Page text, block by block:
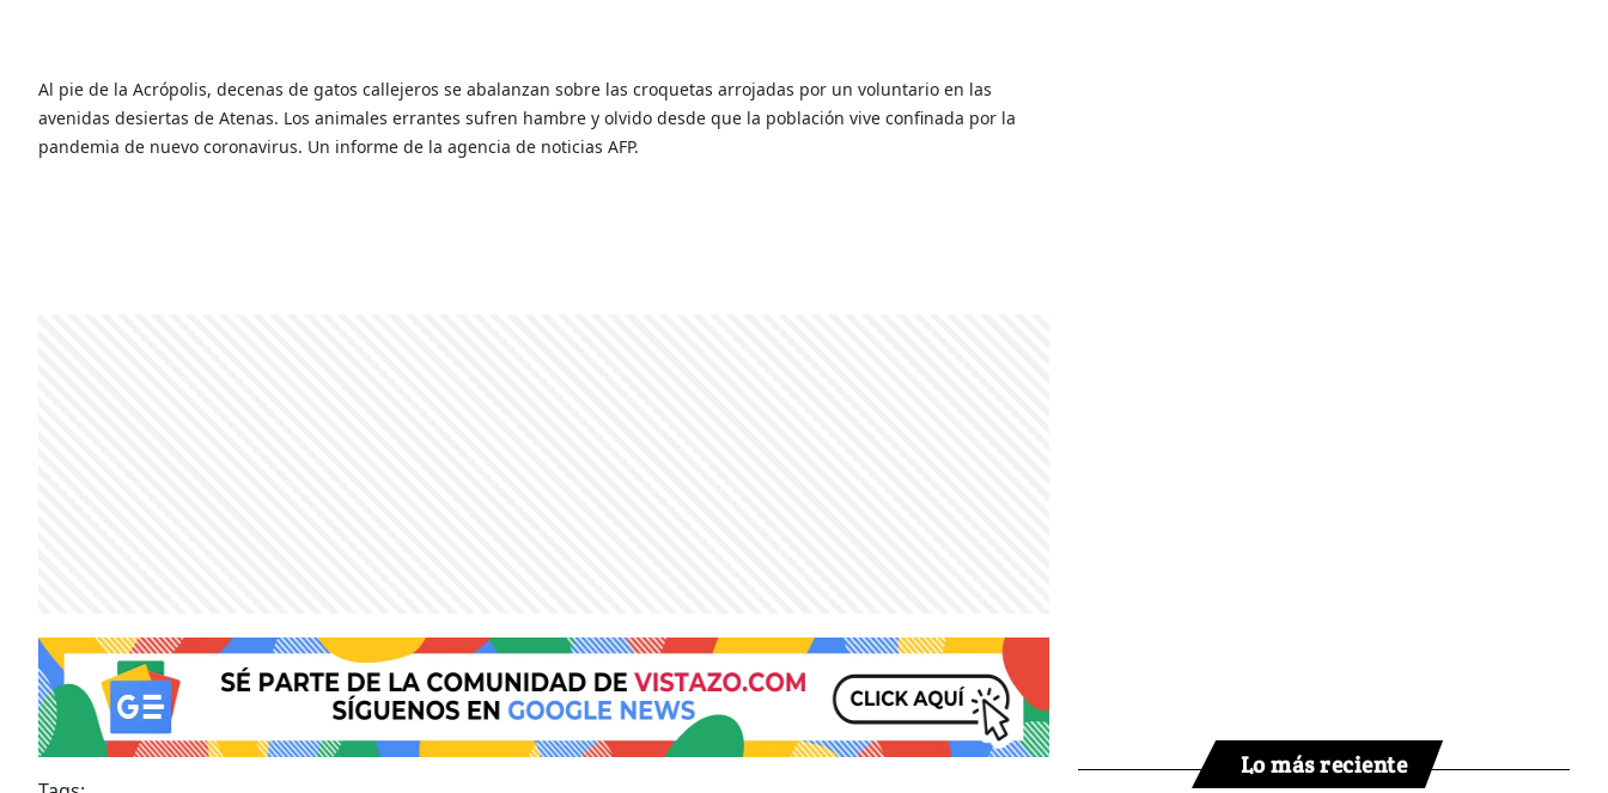
Al pie de la Acrópolis, decenas de gatos callejeros se abalanzan sobre las croquetas arrojadas por un voluntario en las
avenidas desiertas de Atenas. Los animales errantes sufren hambre y olvido desde que la población vive confinada por la
pandemia de nuevo coronavirus. Un informe de la agencia de noticias AFP.
Lo más reciente